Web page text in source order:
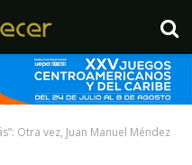
Otra vez, Juan Manuel Méndez